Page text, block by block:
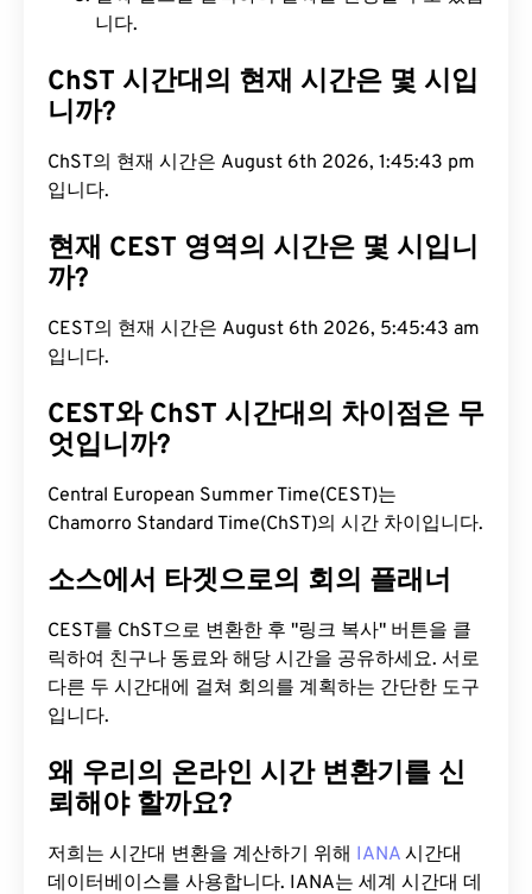
니다.
ChST 시간대의 현재 시간은 몇 시입
니까?
ChST의 현재 시간은 August 6th 2026, 1:45:44 pm
입니다.
현재 CEST 영역의 시간은 몇 시입니
까?
CEST의 현재 시간은 August 6th 2026, 5:45:44 am
입니다.
CEST와 ChST 시간대의 차이점은 무
엇입니까?
Central European Summer Time(CEST)는
Chamorro Standard Time(ChST)의 시간 차이입니다.
소스에서 타겟으로의 회의 플래너
CEST를 ChST으로 변환한 후 "링크 복사" 버튼을 클
릭하여 친구나 동료와 해당 시간을 공유하세요. 서로
다른 두 시간대에 걸쳐 회의를 계획하는 간단한 도구
입니다.
왜 우리의 온라인 시간 변환기를 신
뢰해야 할까요?
저희는 시간대 변환을 계산하기 위해 IANA 시간대
데이터베이스를 사용합니다. IANA는 세계 시간대 데